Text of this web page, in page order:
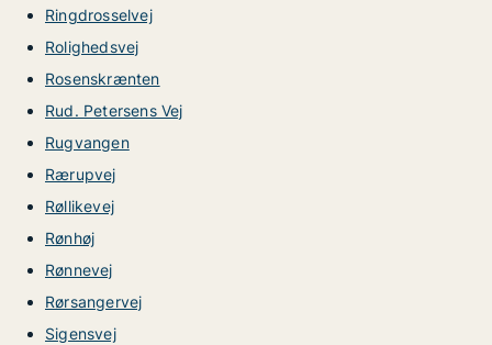
Ringdrosselvej
Rolighedsvej
Rosenskrænten
Rud. Petersens Vej
Rugvangen
Rærupvej
Røllikevej
Rønhøj
Rønnevej
Rørsangervej
Sigensvej